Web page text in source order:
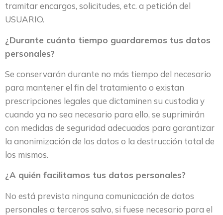
tramitar encargos, solicitudes, etc. a petición del
USUARIO.
¿Durante cuánto tiempo guardaremos tus datos
personales?
Se conservarán durante no más tiempo del necesario
para mantener el fin del tratamiento o existan
prescripciones legales que dictaminen su custodia y
cuando ya no sea necesario para ello, se suprimirán
con medidas de seguridad adecuadas para garantizar
la anonimización de los datos o la destrucción total de
los mismos.
¿A quién facilitamos tus datos personales?
No está prevista ninguna comunicación de datos
personales a terceros salvo, si fuese necesario para el